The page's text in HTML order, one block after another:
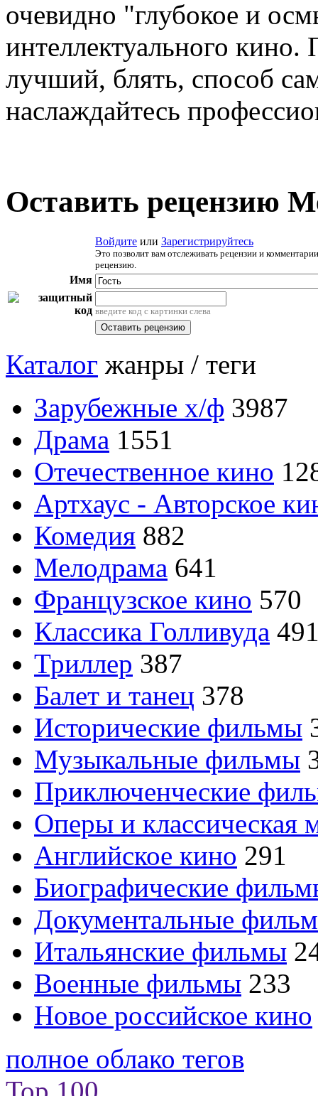
очевидно "глубокое и
интеллектуального
лучший, блять, способ
наслаждайтесь
Оставить рецензию
Войдите или Зарегистрируйтесь
Это позволит вам отслеживать рецензии и
рецензию.
Имя
введите код с картинки слева
Каталог жанры / теги
Зарубежные х/ф 3987
Драма 1551
Отечественное кино
Артхаус - Авторское
Комедия 882
Мелодрама 641
Французское кино 570
Классика Голливуда
Триллер 387
Балет и танец 378
Исторические фильмы
Музыкальные фильмы
Приключенческие
Оперы и классическая
Английское кино 291
Биографические
Документальные
Итальянские фильмы
Военные фильмы 233
Новое российское кино
полное облако тегов